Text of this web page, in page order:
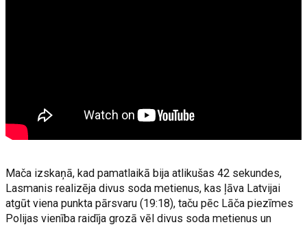
Mača izskaņā, kad pamatlaikā bija atlikušas 42 sekundes,
Lasmanis realizēja divus soda metienus, kas ļāva Latvijai
atgūt viena punkta pārsvaru (19:18), taču pēc Lāča piezīmes
Polijas vienība raidīja grozā vēl divus soda metienus un